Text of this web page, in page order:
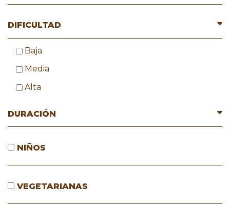
DIFICULTAD
Baja
Media
Alta
DURACIÓN
NIÑOS
VEGETARIANAS